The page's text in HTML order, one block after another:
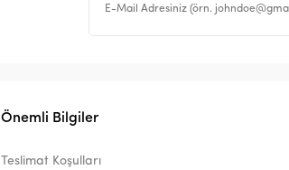
Önemli Bilgiler
Teslimat Koşulları